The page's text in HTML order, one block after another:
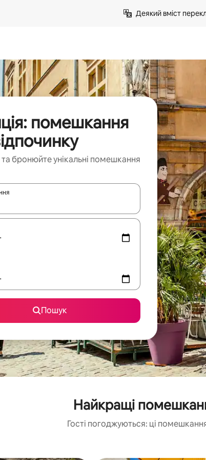
Деякий вміст
помешкання
бронюйте унікальні помешкання
результати пошуку, використовуйте для навігації
Пошук
Найкращі
Гості погоджуються: ці